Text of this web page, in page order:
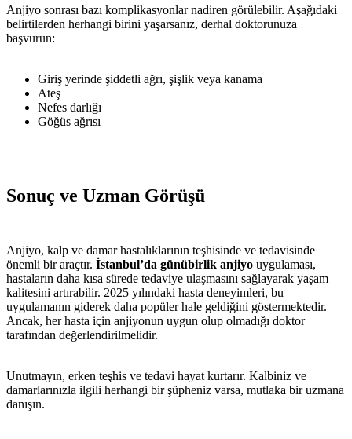
Anjiyo sonrası bazı komplikasyonlar nadiren görülebilir. Aşağıdaki
belirtilerden herhangi birini yaşarsanız, derhal doktorunuza
başvurun:
Giriş yerinde şiddetli ağrı, şişlik veya kanama
Ateş
Nefes darlığı
Göğüs ağrısı
Sonuç ve Uzman Görüşü
Anjiyo, kalp ve damar hastalıklarının teşhisinde ve tedavisinde
önemli bir araçtır. İstanbul’da günübirlik anjiyo uygulaması,
hastaların daha kısa sürede tedaviye ulaşmasını sağlayarak yaşam
kalitesini artırabilir. 2025 yılındaki hasta deneyimleri, bu
uygulamanın giderek daha popüler hale geldiğini göstermektedir.
Ancak, her hasta için anjiyonun uygun olup olmadığı doktor
tarafından değerlendirilmelidir.
Unutmayın, erken teşhis ve tedavi hayat kurtarır. Kalbiniz ve
damarlarınızla ilgili herhangi bir şüpheniz varsa, mutlaka bir uzmana
danışın.